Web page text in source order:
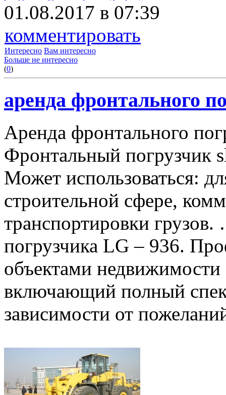
01.08.2017 в 07:39
комментировать
Интересно Вам интересно
Больше не интересно
(0)
аренда фронтального
Аренда фронтального
Фронтальный погрузчик
Может использоваться:
строительной сфере,
транспортировки
погрузчика LG – 936.
объектами
включающий полный
зависимости от